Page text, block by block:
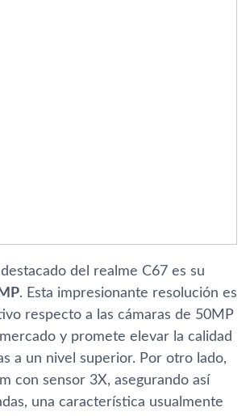
del realme C67 es su
. Esta impresionante resolución es
respecto a las cámaras de 50MP
y promete elevar la calidad
a un nivel superior. Por otro lado,
con sensor 3X, asegurando así
una característica usualmente